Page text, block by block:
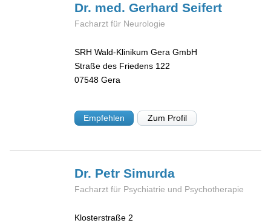
Dr. med. GerhardSeifert
Facharzt für Neurologie
SRH Wald-Klinikum Gera GmbH
Straße des Friedens 122
07548 Gera
Empfehlen Zum Profil
Dr. PetrSimurda
Facharzt für Psychiatrie und Psychotherapie
Klosterstraße 2